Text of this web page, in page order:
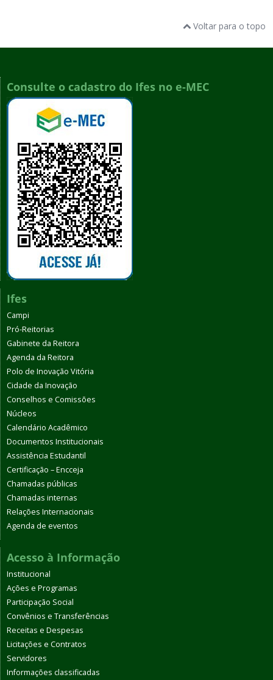
Voltar para o topo
Consulte o cadastro do Ifes no e-MEC
Ifes
Campi
Pró-Reitorias
Gabinete da Reitora
Agenda da Reitora
Polo de Inovação Vitória
Cidade da Inovação
Conselhos e Comissões
Núcleos
Calendário Acadêmico
Documentos Institucionais
Assistência Estudantil
Certificação – Encceja
Chamadas públicas
Chamadas internas
Relações Internacionais
Agenda de eventos
Acesso à Informação
Institucional
Ações e Programas
Participação Social
Convênios e Transferências
Receitas e Despesas
Licitações e Contratos
Servidores
Informações classificadas